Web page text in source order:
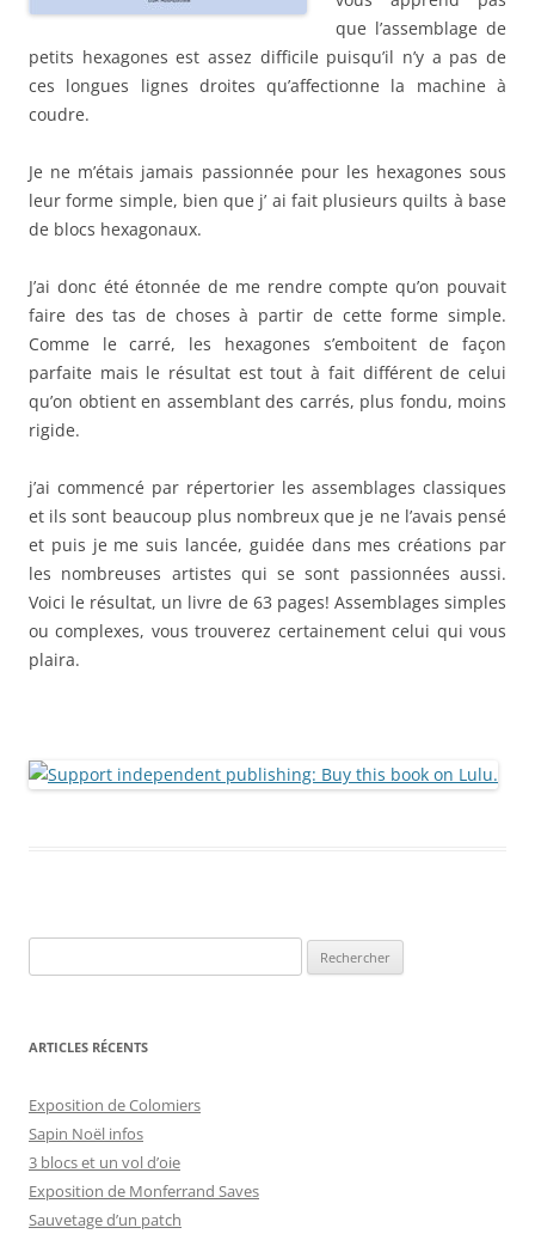
que l’assemblage de
petits hexagones est assez difficile puisqu’il n’y a pas de
ces longues lignes droites qu’affectionne la machine à
coudre.
Je ne m’étais jamais passionnée pour les hexagones sous
leur forme simple, bien que j’ ai fait plusieurs quilts à base
de blocs hexagonaux.
J’ai donc été étonnée de me rendre compte qu’on pouvait
faire des tas de choses à partir de cette forme simple.
Comme le carré, les hexagones s’emboitent de façon
parfaite mais le résultat est tout à fait différent de celui
qu’on obtient en assemblant des carrés, plus fondu, moins
rigide.
j’ai commencé par répertorier les assemblages classiques
et ils sont beaucoup plus nombreux que je ne l’avais pensé
et puis je me suis lancée, guidée dans mes créations par
les nombreuses artistes qui se sont passionnées aussi.
Voici le résultat, un livre de 63 pages! Assemblages simples
ou complexes, vous trouverez certainement celui qui vous
plaira.
ARTICLES RÉCENTS
Exposition de Colomiers
Sapin Noël infos
3 blocs et un vol d’oie
Exposition de Monferrand Saves
Sauvetage d’un patch